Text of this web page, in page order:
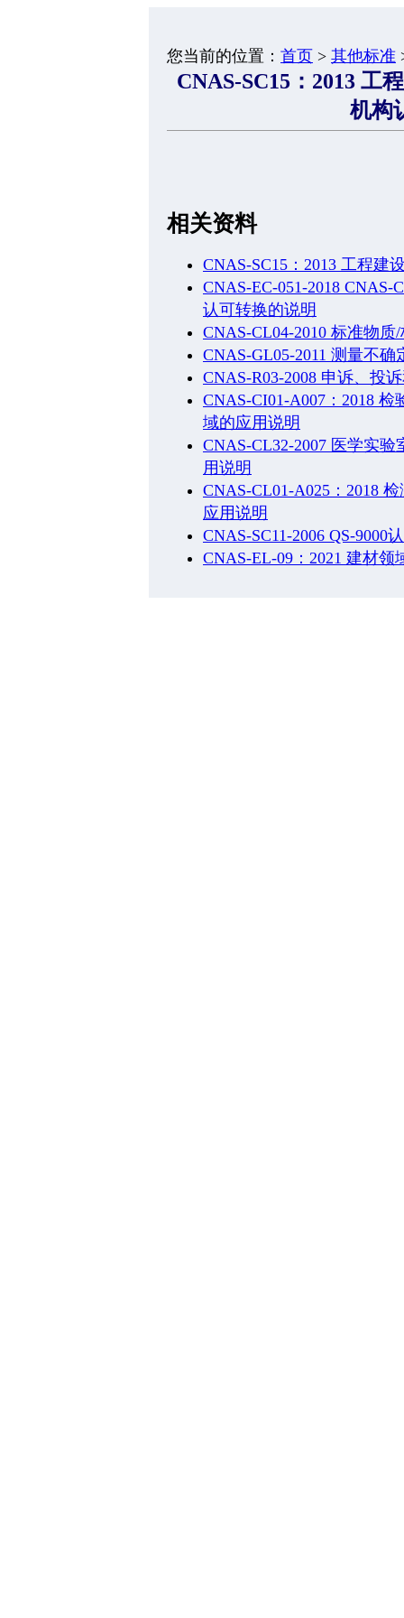
您当前的位置： 首页 > 其他标准
CNAS-SC15：2013 工
机构
相关资料
CNAS-SC15：2013 工程建
CNAS-EC-051-2018 CNAS-
认可转换的说明
CNAS-CL04-2010 标准物
CNAS-GL05-2011 测量不
CNAS-R03-2008 申诉、投
CNAS-CI01-A007：2018
域的应用说明
CNAS-CL32-2007 医学实
用说明
CNAS-CL01-A025：2018
应用说明
CNAS-SC11-2006 QS-9000
CNAS-EL-09：2021 建材